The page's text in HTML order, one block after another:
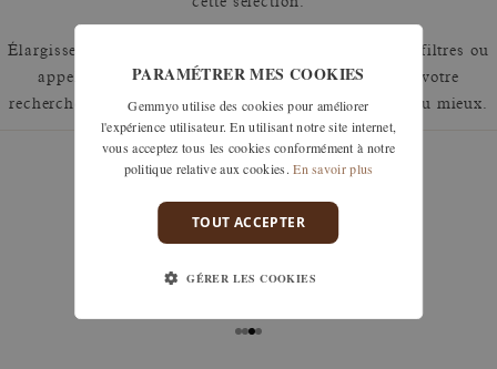
cette sélection.
Élargissez votre recherche en retirant un ou plusieurs filtres ou
appelez nous au 01 42 46 90 89 pour discuter de votre
recherche et voir comment nous pouvons y répondre au mieux.
garanties
sous 30 jours après réception, y compris pour les
PARAMÉTRER MES COOKIES
Gemmyo utilise des cookies pour améliorer
l'expérience utilisateur. En utilisant notre site internet,
vous acceptez tous les cookies conformément à notre
politique relative aux cookies. En savoir plus
TOUT ACCEPTER
GÉRER LES COOKIES